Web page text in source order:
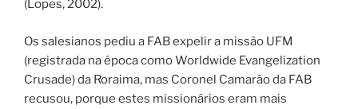
(Lopes, 2002).
Os salesianos pediu a FAB expelir a missão UFM
(registrada na época como Worldwide Evangelization
Crusade) da Roraima, mas Coronel Camarão da FAB
recusou, porque estes missionários eram mais